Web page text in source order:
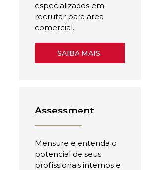
especializados em
recrutar para área
comercial.
SAIBA MAIS
Assessment
Mensure e entenda o
potencial de seus
profissionais internos e